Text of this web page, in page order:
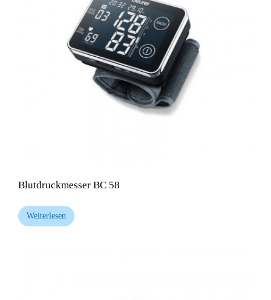
Blutdruckmesser BC 58
Weiterlesen